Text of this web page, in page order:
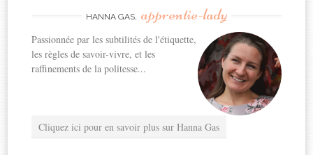
HANNA GAS, apprentie-lady
Passionnée par les subtilités de l'étiquette,
les règles de savoir-vivre, et les
raffinements de la politesse...
Cliquez ici pour en savoir plus sur Hanna Gas